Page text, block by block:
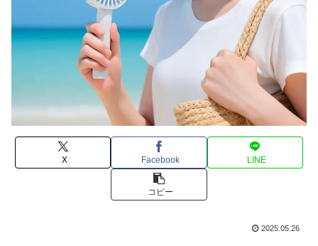
X Facebook LINE
コピー
2025.05.26